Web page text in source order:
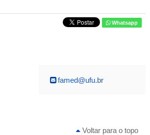
Whatsapp
famed@ufu.br
Voltar para o topo